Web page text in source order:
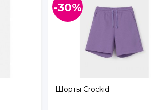
-30%
Шорты Crockid